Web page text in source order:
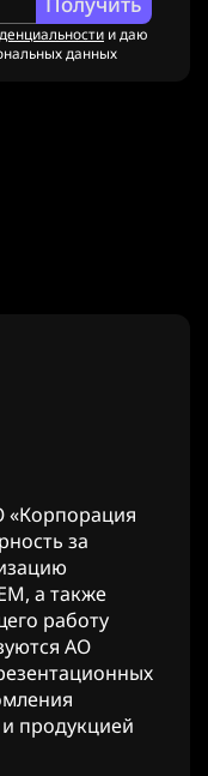
и даю
данных
«Корпорация
за
а также
работу